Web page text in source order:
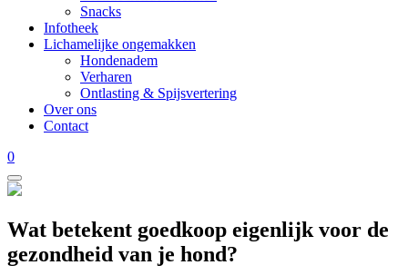
Snacks
Infotheek
Lichamelijke ongemakken
Hondenadem
Verharen
Ontlasting & Spijsvertering
Over ons
Contact
0
Wat betekent goedkoop eigenlijk voor de
gezondheid van je hond?